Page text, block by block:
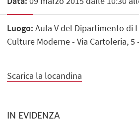
Luogo: Aula V del Dipartimento di
Culture Moderne - Via Cartoleria, 5
Scarica la locandina
IN EVIDENZA